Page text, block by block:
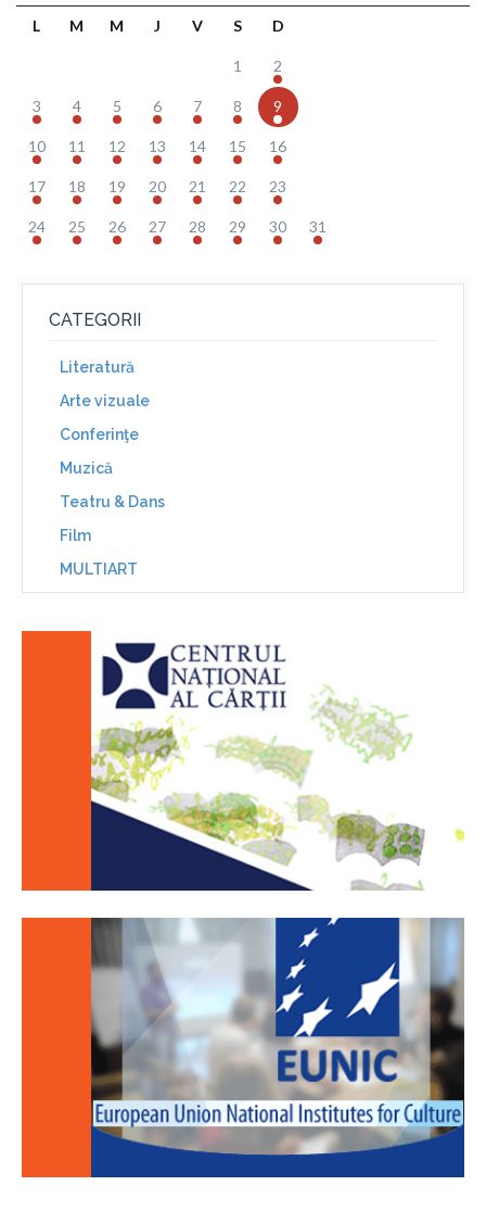
L M M J V S D
1 2
3 4 5 6 7 8 9
10 11 12 13 14 15 16
17 18 19 20 21 22 23
24 25 26 27 28 29 30 31
CATEGORII
Literatură
Arte vizuale
Conferinţe
Muzică
Teatru & Dans
Film
MULTIART